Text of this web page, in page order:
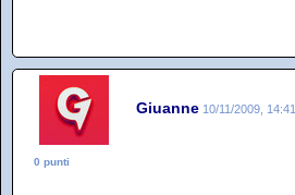
Giuanne 10/11/2009, 14:41
0 punti